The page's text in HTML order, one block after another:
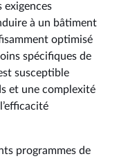
exigences
à un bâtiment
optimisé
spécifiques de
susceptible
et une complexité
programmes de